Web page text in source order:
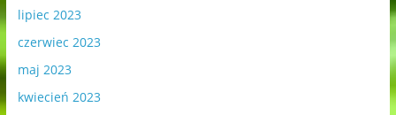
lipiec 2023
czerwiec 2023
maj 2023
kwiecień 2023